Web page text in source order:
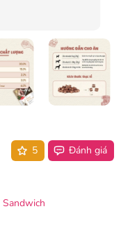
5 Đánh giá
Sandwich